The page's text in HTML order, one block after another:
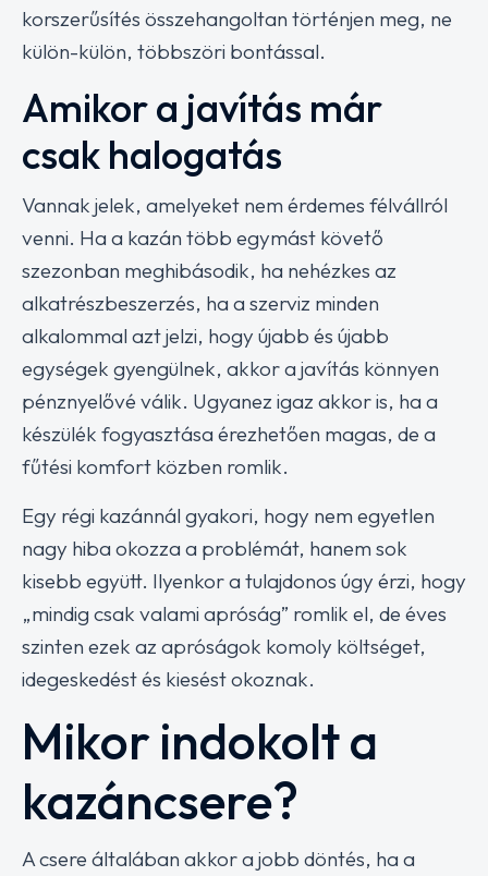
korszerűsítés összehangoltan történjen meg, ne
külön-külön, többszöri bontással.
Amikor a javítás már
csak halogatás
Vannak jelek, amelyeket nem érdemes félvállról
venni. Ha a kazán több egymást követő
szezonban meghibásodik, ha nehézkes az
alkatrészbeszerzés, ha a szerviz minden
alkalommal azt jelzi, hogy újabb és újabb
egységek gyengülnek, akkor a javítás könnyen
pénznyelővé válik. Ugyanez igaz akkor is, ha a
készülék fogyasztása érezhetően magas, de a
fűtési komfort közben romlik.
Egy régi kazánnál gyakori, hogy nem egyetlen
nagy hiba okozza a problémát, hanem sok
kisebb együtt. Ilyenkor a tulajdonos úgy érzi, hogy
„mindig csak valami apróság” romlik el, de éves
szinten ezek az apróságok komoly költséget,
idegeskedést és kiesést okoznak.
Mikor indokolt a
kazáncsere?
A csere általában akkor a jobb döntés, ha a